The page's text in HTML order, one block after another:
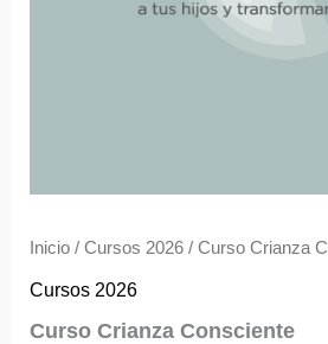
Inicio /Cursos 2026 / Curso Crianza
Cursos 2026
Curso Crianza Consciente